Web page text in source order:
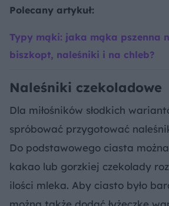
Polecany artykuł:
Typy mąki: jaka mąka pszenna
biszkopt, naleśniki i na chleb?
Naleśniki czekoladowe
Dla miłośników słodkich
spróbować przygotować
Do podstawowego ciasta
kakao lub gorzkiej czekolady
ilości mleka. Aby ciasto było